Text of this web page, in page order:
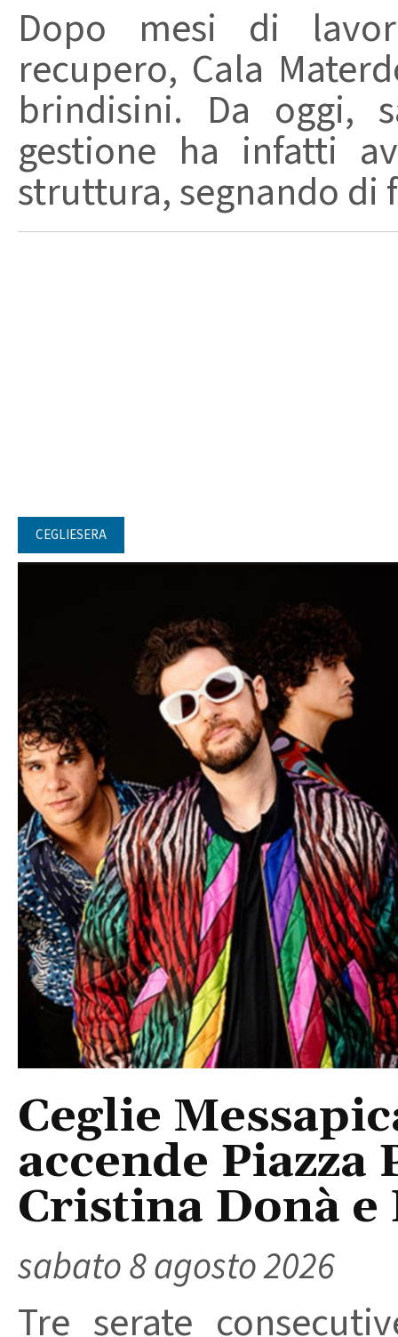
Dopo mesi di
recupero, Cala
brindisini. Da oggi,
gestione ha infatti
struttura, segnando di
CEGLIESERA
Ceglie
accende
Cristina Donà
sabato 8 agosto 2026
Tre serate